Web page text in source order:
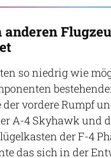
anderen
so niedrig wie
vordere Rumpf
A-4 Skyhawk und
der F-4
das sich in der